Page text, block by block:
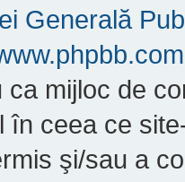
Generală
ca mijloc de
în ceea ce
şi/sau a